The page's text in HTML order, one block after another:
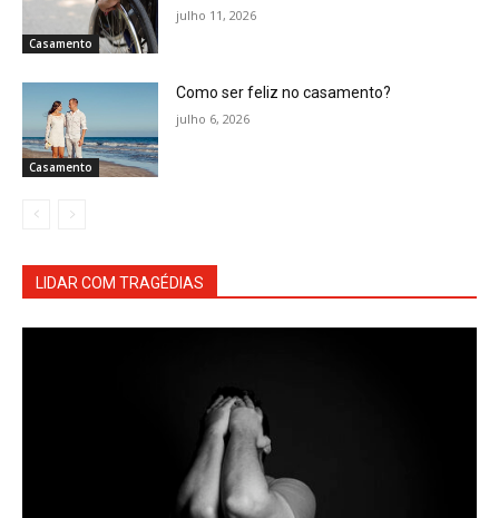
Casamento
julho 11, 2026
Casamento
Como ser feliz no casamento?
julho 6, 2026
LIDAR COM TRAGÉDIAS